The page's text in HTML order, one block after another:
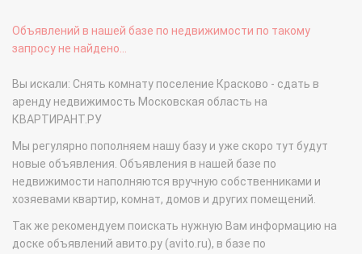
Объявлений в нашей базе по недвижимости по такому
запросу не найдено...
Вы искали: Снять комнату поселение Красково - сдать в
аренду недвижимость Московская область на
КВАРТИРАНТ.РУ
Мы регулярно пополняем нашу базу и уже скоро тут будут
новые объявления. Объявления в нашей базе по
недвижимости наполняются вручную собственниками и
хозяевами квартир, комнат, домов и других помещений.
Так же рекомендуем поискать нужную Вам информацию на
доске объявлений авито.ру (avito.ru), в базе по